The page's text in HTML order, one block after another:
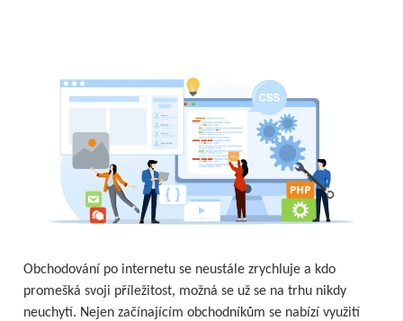
Obchodování po internetu se neustále zrychluje a kdo
promešká svoji příležitost, možná se už se na trhu nikdy
neuchytí. Nejen začínajícím obchodníkům se nabízí využití